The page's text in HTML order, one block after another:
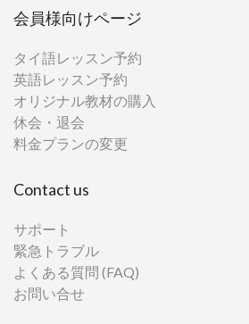
会員様向けページ
タイ語レッスン予約
英語レッスン予約
オリジナル教材の購入
休会・退会
料金プランの変更
Contact us
サポート
緊急トラブル
よくある質問 (FAQ)
お問い合せ